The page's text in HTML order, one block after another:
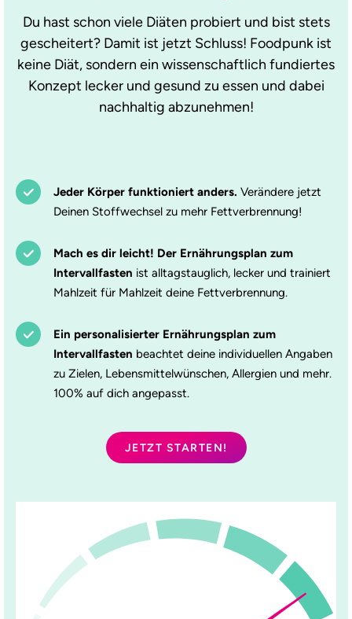
Du hast schon viele Diäten probiert und bist stets
gescheitert? Damit ist jetzt Schluss! Foodpunk ist
keine Diät, sondern ein wissenschaftlich fundiertes
Konzept lecker und gesund zu essen und dabei
nachhaltig abzunehmen!
Jeder Körper funktioniert anders. Verändere jetzt
Deinen Stoffwechsel zu mehr Fettverbrennung!
Mach es dir leicht! Der Ernährungsplan zum
Intervallfasten ist alltagstauglich, lecker und trainiert
Mahlzeit für Mahlzeit deine Fettverbrennung.
Ein personalisierter Ernährungsplan zum
Intervallfasten beachtet deine individuellen Angaben
zu Zielen, Lebensmittelwünschen, Allergien und mehr.
100% auf dich angepasst.
JETZT STARTEN!